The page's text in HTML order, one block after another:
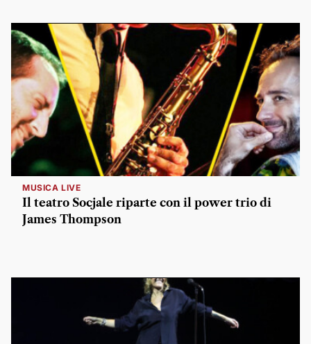
MUSICA LIVE
Il teatro Socjale riparte con il power trio di
James Thompson